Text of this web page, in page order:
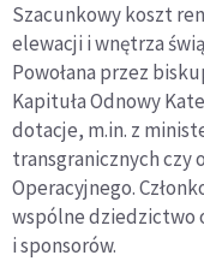
Szacunkowy koszt
elewacji i wnętrza
Powołana przez
Kapituła Odnowy
dotacje, m.in. z
transgranicznych czy
Operacyjnego.
wspólne dziedzictwo
i sponsorów.